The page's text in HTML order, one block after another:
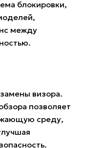
блокировки,
между
визора.
позволяет
среду,